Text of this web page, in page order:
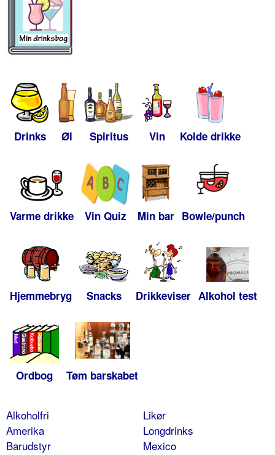
Drinks Øl Spiritus Vin Kolde drikke
Varme drikke Vin Quiz Min bar Bowle/punch
Hjemmebryg Snacks Drikkeviser Alkohol test
Ordbog Tøm barskabet
Alkoholfri
Amerika
Barudstyr
Likør
Longdrinks
Mexico